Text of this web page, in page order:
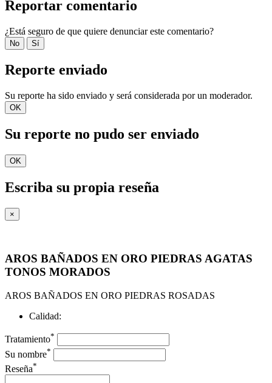
Reportar comentario
¿Está seguro de que quiere denunciar este comentario?
No Sí
Reporte enviado
Su reporte ha sido enviado y será considerada por un moderador.
OK
Su reporte no pudo ser enviado
OK
Escriba su propia reseña
×
AROS BAÑADOS EN ORO PIEDRAS AGATAS
TONOS MORADOS
AROS BAÑADOS EN ORO PIEDRAS ROSADAS
Calidad:
Tratamiento*
Su nombre*
Reseña*